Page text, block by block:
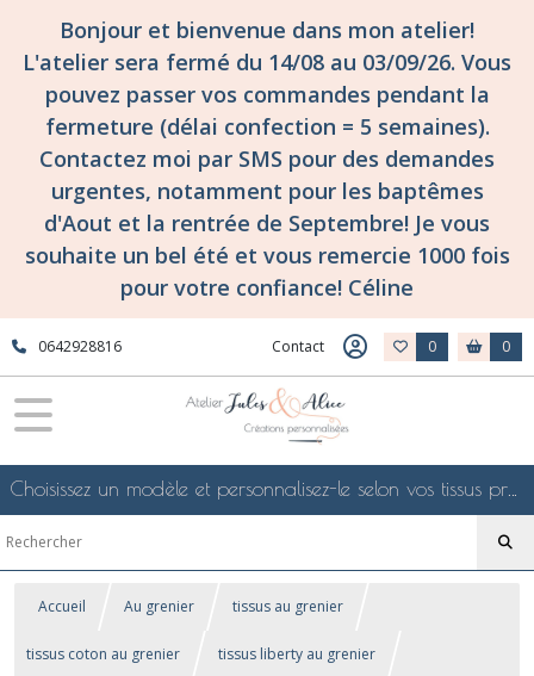
Bonjour et bienvenue dans mon atelier!
L'atelier sera fermé du 14/08 au 03/09/26. Vous
pouvez passer vos commandes pendant la
fermeture (délai confection = 5 semaines).
Contactez moi par SMS pour des demandes
urgentes, notamment pour les baptêmes
d'Aout et la rentrée de Septembre! Je vous
souhaite un bel été et vous remercie 1000 fois
pour votre confiance! Céline
0642928816 Contact 0 0
Choisissez un modèle et personnalisez-le selon vos tissus préférés de mes collections en ligne, je le confectionnerai selon vos souhaits
Accueil Au grenier tissus au grenier
tissus coton au grenier tissus liberty au grenier